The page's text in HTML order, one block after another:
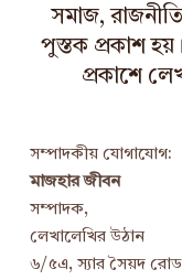
সমাজ,
পুস্তক প্রকাশ
প্রকাশে
সম্পাদকীয় যোগাযোগ:
মাজহার জীবন
সম্পাদক,
লেখালেখির উঠান
৬/৫এ, স্যার সৈয়দ রোড